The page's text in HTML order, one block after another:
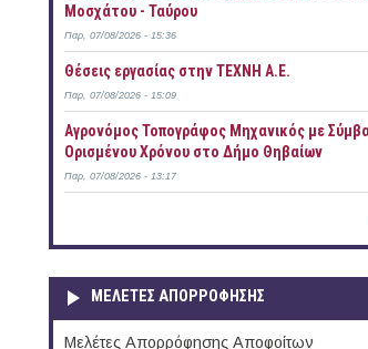
Μοσχάτου - Ταύρου
Παρ, 07/08/2026 - 15:36
Θέσεις εργασίας στην ΤΕΧΝΗ Α.Ε.
Παρ, 07/08/2026 - 15:09
Αγρονόμος Τοπογράφος Μηχανικός με
Ορισμένου Χρόνου στο Δήμο Θηβαίων
Παρ, 07/08/2026 - 13:17
ΜΕΛΕΤΕΣ ΑΠΟΡΡΟΦΗΣΗΣ
Μελέτες Απορρόφησης Αποφοίτων